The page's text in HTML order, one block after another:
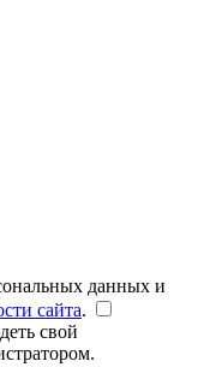
данных и
сайта.
свой